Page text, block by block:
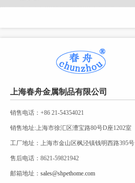
上海春舟金属制品有限公司
销售电话：+86 21-54354021
销售地址:上海市徐汇区漕宝路80号D座1202室
工厂地址：上海市金山区枫泾镇钱明西路395号
售后电话：8621-59821942
邮箱地址： sales@shpethome.com